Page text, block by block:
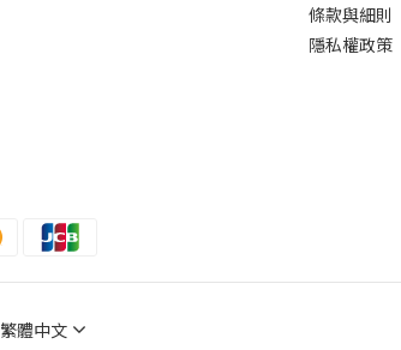
條款與細則
隱私權政策
繁體中文